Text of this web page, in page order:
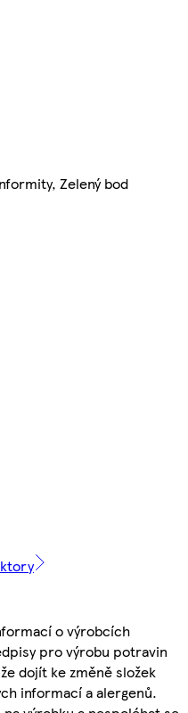
Zelený bod
o výrobcích
pro výrobu potravin
dojít ke změně složek
informací a alergenů.